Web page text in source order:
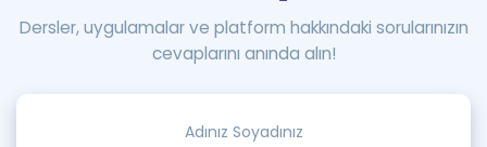
Dersler, uygulamalar ve platform hakkındaki sorularınızın
cevaplarını anında alın!